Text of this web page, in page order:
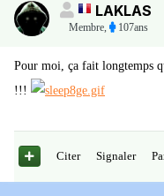
LAKLAS
Membre
107ans
Pour moi, ça fait longtemps
!!!
Citer Signaler